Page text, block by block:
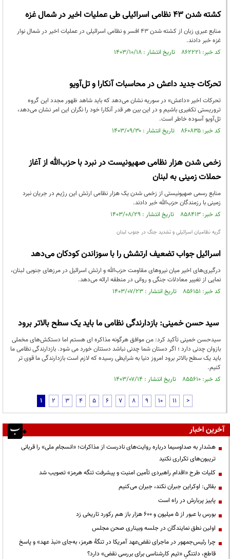
کشته شدن ۴۳ نظامی اسرائیلی طی عملیات اخیر در شمال غزه
منابع عبری زبان از کشته شدن ۴۳ افسر و نظامی اسرائیلی در عملیات اخیر در شمال نوار
غزه خبر دادند.
کد خبر: ۸۶۲۲۲۱ تاریخ انتشار : ۱۴۰۳/۱۰/۱۸
تحرکات جدید داعش در محاسبات آنکارا و تل‌آویو
تحرکات اخیر «داعش» در سوریه نشان می‌دهد که باید شاهد ظهور مجدد این گروه‌
تروریستی تکفیری باشیم و در این بین هر قدر آنکارا خود را نگران این امر نشان می‌دهد،
تل‌آویو آسوده خاطر است.
کد خبر: ۸۶۰۸۳۵ تاریخ انتشار : ۱۴۰۳/۰۹/۳۰
زخمی شدن هزار نظامی صهیونیست در نبرد با حزب‌الله از آغاز
حملات زمینی به لبنان
منابع رسمی صهیونیستی از زخمی شدن یک هزار نظامی ارتش این رژیم در جریان نبرد
زمینی با رزمندگان حزب‌الله خبر دادند.
کد خبر: ۸۵۸۴۱۳ تاریخ انتشار : ۱۴۰۳/۰۸/۲۹
گریه نظامیان اسرائیلی و تشدید جنگ در جنوب لبنان
اسرائیل جواب تضعیف ارتشش را با سوزاندن کودکان می‌دهد
درگیری‌های اخیر میان نیروهای مقاومت حزب‌الله و ارتش اسرائیل در مرزهای جنوبی لبنان،
نمایی از تغییر معادلات جنگی و روانی در منطقه ارائه می‌دهد.
کد خبر: ۸۵۶۱۵۱ تاریخ انتشار : ۱۴۰۳/۰۷/۲۳
سید حسن خمینی: بازدارندگی نظامی ما باید یک سطح بالاتر برود
سیدحسن خمینی تأکید کرد: من موافق هرگونه مذاکره ای هستم اما دستکش‌های مخملی
بازوان چدنی دارد ؛ اگر دستان شما چدنی نباشد دستتان خورد می شود. بازدارندگی نظامی ما
باید یک سطح بالاتر برود امروز دنیا به شرایطی رسیده که لازم است بازدارندگی ما قوی تر
کنیم.
کد خبر: ۸۵۵۶۱۰ تاریخ انتشار : ۱۴۰۳/۰۷/۱۴
1 2 3 4 5 6 7 8 9 10 11 >
آخرین اخبار
هشدار به صداوسیما درباره روایت‌های نادرست از مذاکرات؛ «انسجام ملی» را قربانی
تریبون‌های تکراری نکنید
کلیات طرح «اقدام راهبردی تأمین امنیت و پیشرفت تنگه هرمز» تصویب شد
بقائی: اوکراین جبران نکند، جبران می‌کنیم
پاییز پربارش در راه است
بورس با عبور از ۵ میلیون و ۶۰۰ هزار باز هم رکورد تاریخی زد
اولین نطق نمایندگان در جلسه وبیناری صحن مجلس
چرا رئیس‌جمهور در ماجرای نقض‌عهد آمریکا در تنگهٔ هرمز، به‌جای «نبذ عهد» و پاسخ
قاطع، دلتنگیِ «تیم کارشناسی برای بررسی نقض» دارد؟